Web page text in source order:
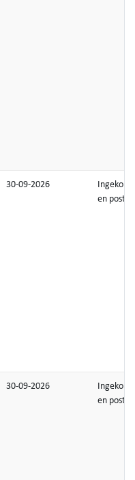
30-09-2026
Ingekom
en post
30-09-2026
Ingekom
en post